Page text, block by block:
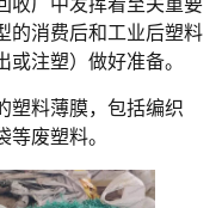
的消费后和工业后塑料
注塑）做好准备。
塑料薄膜，包括编织
废塑料。